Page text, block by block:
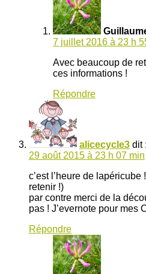
7 juillet 2016 à 23 h
Avec beaucoup de
ces informations !
Répondre
alicecycle3 dit :
29 août 2015 à 23 h 07 min
c’est l’heure de
retenir !)
par contre merci de la
pas ! J’evernote pour mes
Répondre